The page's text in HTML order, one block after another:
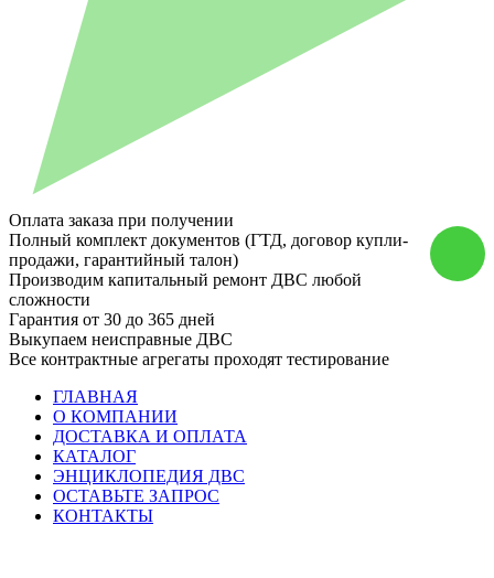
Оплата заказа при получении
Полный комплект документов (ГТД, договор купли-
продажи, гарантийный талон)
Производим капитальный ремонт ДВС любой
сложности
Гарантия от 30 до 365 дней
Выкупаем неисправные ДВС
Все контрактные агрегаты проходят тестирование
ГЛАВНАЯ
О КОМПАНИИ
ДОСТАВКА И ОПЛАТА
КАТАЛОГ
ЭНЦИКЛОПЕДИЯ ДВС
ОСТАВЬТЕ ЗАПРОС
КОНТАКТЫ